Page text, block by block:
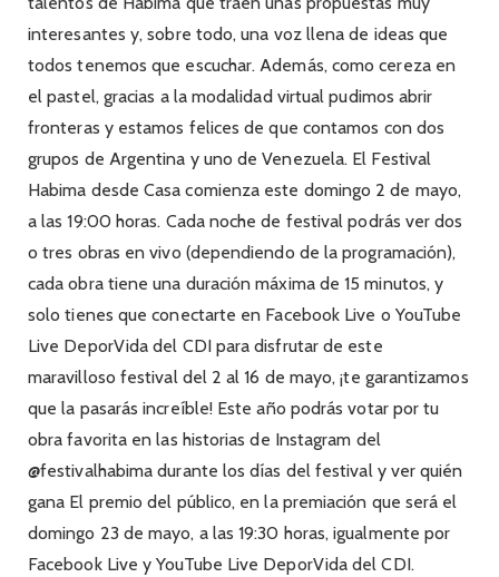
interesantes y, sobre todo, una voz llena de ideas que
todos tenemos que escuchar. Además, como cereza en
el pastel, gracias a la modalidad virtual pudimos abrir
fronteras y estamos felices de que contamos con dos
grupos de Argentina y uno de Venezuela. El Festival
Habima desde Casa comienza este domingo 2 de mayo,
a las 19:00 horas. Cada noche de festival podrás ver dos
o tres obras en vivo (dependiendo de la programación),
cada obra tiene una duración máxima de 15 minutos, y
solo tienes que conectarte en Facebook Live o YouTube
Live DeporVida del CDI para disfrutar de este
maravilloso festival del 2 al 16 de mayo, ¡te garantizamos
que la pasarás increíble! Este año podrás votar por tu
obra favorita en las historias de Instagram del
@festivalhabima durante los días del festival y ver quién
gana El premio del público, en la premiación que será el
domingo 23 de mayo, a las 19:30 horas, igualmente por
Facebook Live y YouTube Live DeporVida del CDI.